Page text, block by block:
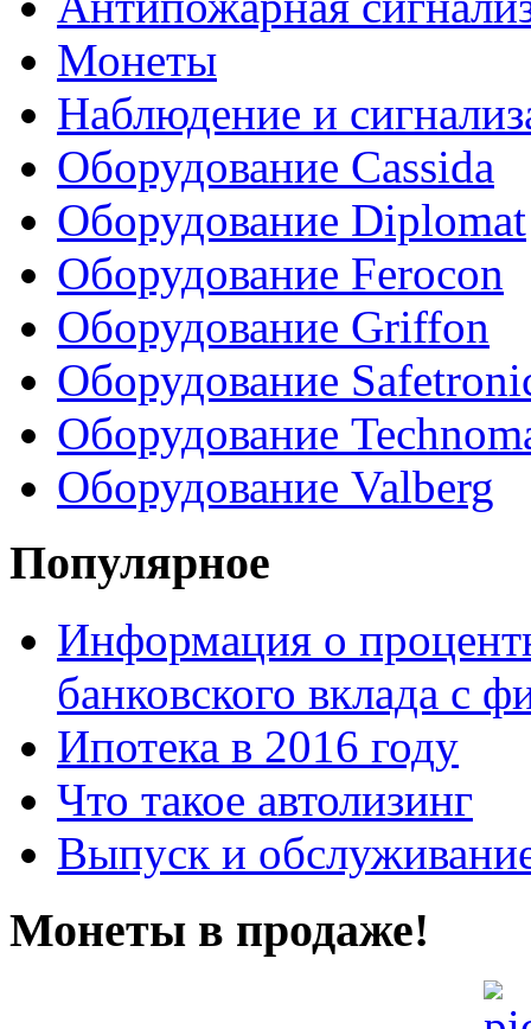
Монеты
Наблюдение и
Оборудование Cassida
Оборудование Diplomat
Оборудование Ferocon
Оборудование Griffon
Оборудование
Оборудование
Оборудование Valberg
Популярное
Информация о
банковского вклада с
Ипотека в 2016 году
Что такое автолизинг
Выпуск и
Монеты в продаже!